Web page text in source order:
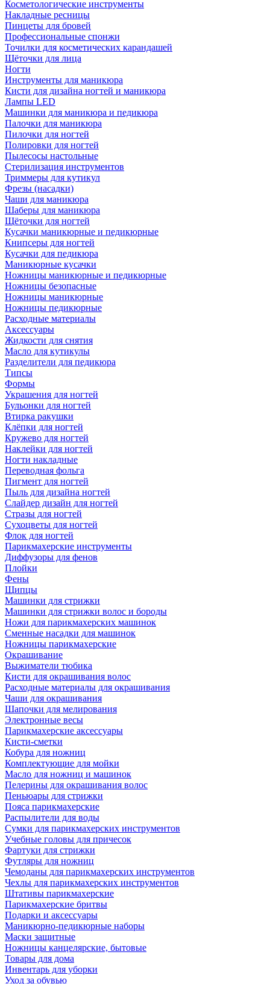
Косметологические инструменты
Накладные ресницы
Пинцеты для бровей
Профессиональные спонжи
Точилки для косметических карандашей
Щёточки для лица
Ногти
Инструменты для маникюра
Кисти для дизайна ногтей и маникюра
Лампы LED
Машинки для маникюра и педикюра
Палочки для маникюра
Пилочки для ногтей
Полировки для ногтей
Пылесосы настольные
Стерилизация инструментов
Триммеры для кутикул
Фрезы (насадки)
Чаши для маникюра
Шаберы для маникюра
Щёточки для ногтей
Кусачки маникюрные и педикюрные
Книпсеры для ногтей
Кусачки для педикюра
Маникюрные кусачки
Ножницы маникюрные и педикюрные
Ножницы безопасные
Ножницы маникюрные
Ножницы педикюрные
Расходные материалы
Аксессуары
Жидкости для снятия
Масло для кутикулы
Разделители для педикюра
Типсы
Формы
Украшения для ногтей
Бульонки для ногтей
Втирка ракушки
Клёпки для ногтей
Кружево для ногтей
Наклейки для ногтей
Ногти накладные
Переводная фольга
Пигмент для ногтей
Пыль для дизайна ногтей
Слайдер дизайн для ногтей
Стразы для ногтей
Сухоцветы для ногтей
Флок для ногтей
Парикмахерские инструменты
Диффузоры для фенов
Плойки
Фены
Щипцы
Машинки для стрижки
Машинки для стрижки волос и бороды
Ножи для парикмахерских машинок
Сменные насадки для машинок
Ножницы парикмахерские
Окрашивание
Выжиматели тюбика
Кисти для окрашивания волос
Расходные материалы для окрашивания
Чаши для окрашивания
Шапочки для мелирования
Электронные весы
Парикмахерские аксессуары
Кисти-сметки
Кобура для ножниц
Комплектующие для мойки
Масло для ножниц и машинок
Пелерины для окрашивания волос
Пеньюары для стрижки
Пояса парикмахерские
Распылители для воды
Сумки для парикмахерских инструментов
Учебные головы для причесок
Фартуки для стрижки
Футляры для ножниц
Чемоданы для парикмахерских инструментов
Чехлы для парикмахерских инструментов
Штативы парикмахерские
Парикмахерские бритвы
Подарки и аксессуары
Маникюрно-педикюрные наборы
Маски защитные
Ножницы канцелярские, бытовые
Товары для дома
Инвентарь для уборки
Уход за обувью